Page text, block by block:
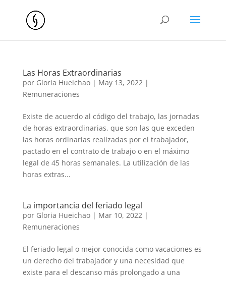
Las Horas Extraordinarias
por Gloria Hueichao| May 13, 2022|
Remuneraciones
Existe de acuerdo al código del trabajo, las jornadas
de horas extraordinarias, que son las que exceden
las horas ordinarias realizadas por el trabajador,
pactado en el contrato de trabajo o en el máximo
legal de 45 horas semanales. La utilización de las
horas extras...
La importancia del feriado legal
por Gloria Hueichao| Mar 10, 2022|
Remuneraciones
El feriado legal o mejor conocida como vacaciones es
un derecho del trabajador y una necesidad que
existe para el descanso más prolongado a una